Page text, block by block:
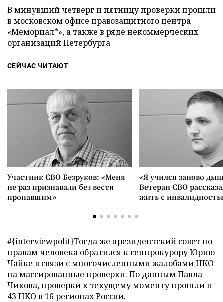
В минувший четверг и пятницу проверки прошли
в московском офисе правозащитного центра
«Мемориал*», а также в ряде некоммерческих
организаций Петербурга.
СЕЙЧАС ЧИТАЮТ
Участник СВО Безруков: «Меня
не раз признавали без вести
пропавшим»
«Я учился заново
Ветеран СВО
жить с
#{interviewpolit}Тогда же президентский совет по
правам человека обратился к генпрокурору Юрию
Чайке в связи с многочисленными жалобами НКО
на массированные проверки. По данным Павла
Чикова, проверки к текущему моменту прошли в
43 НКО в 16 регионах России.